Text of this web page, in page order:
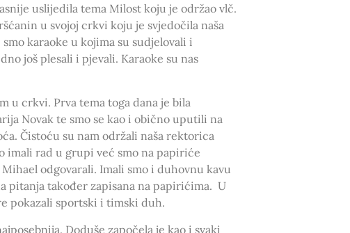
uslijedila tema Milost koju je održao vlč.
u svojoj crkvi koju je svjedočila naša
karaoke u kojima su sudjelovali i
još plesali i pjevali. Karaoke su nas
u crkvi. Prva tema toga dana je bila
Novak te smo se kao i obično uputili na
Čistoću su nam održali naša rektorica
imali rad u grupi već smo na papiriće
odgovarali. Imali smo i duhovnu kavu
pitanja također zapisana na papirićima. U
pokazali sportski i timski duh.
Doduše započela je kao i svaki